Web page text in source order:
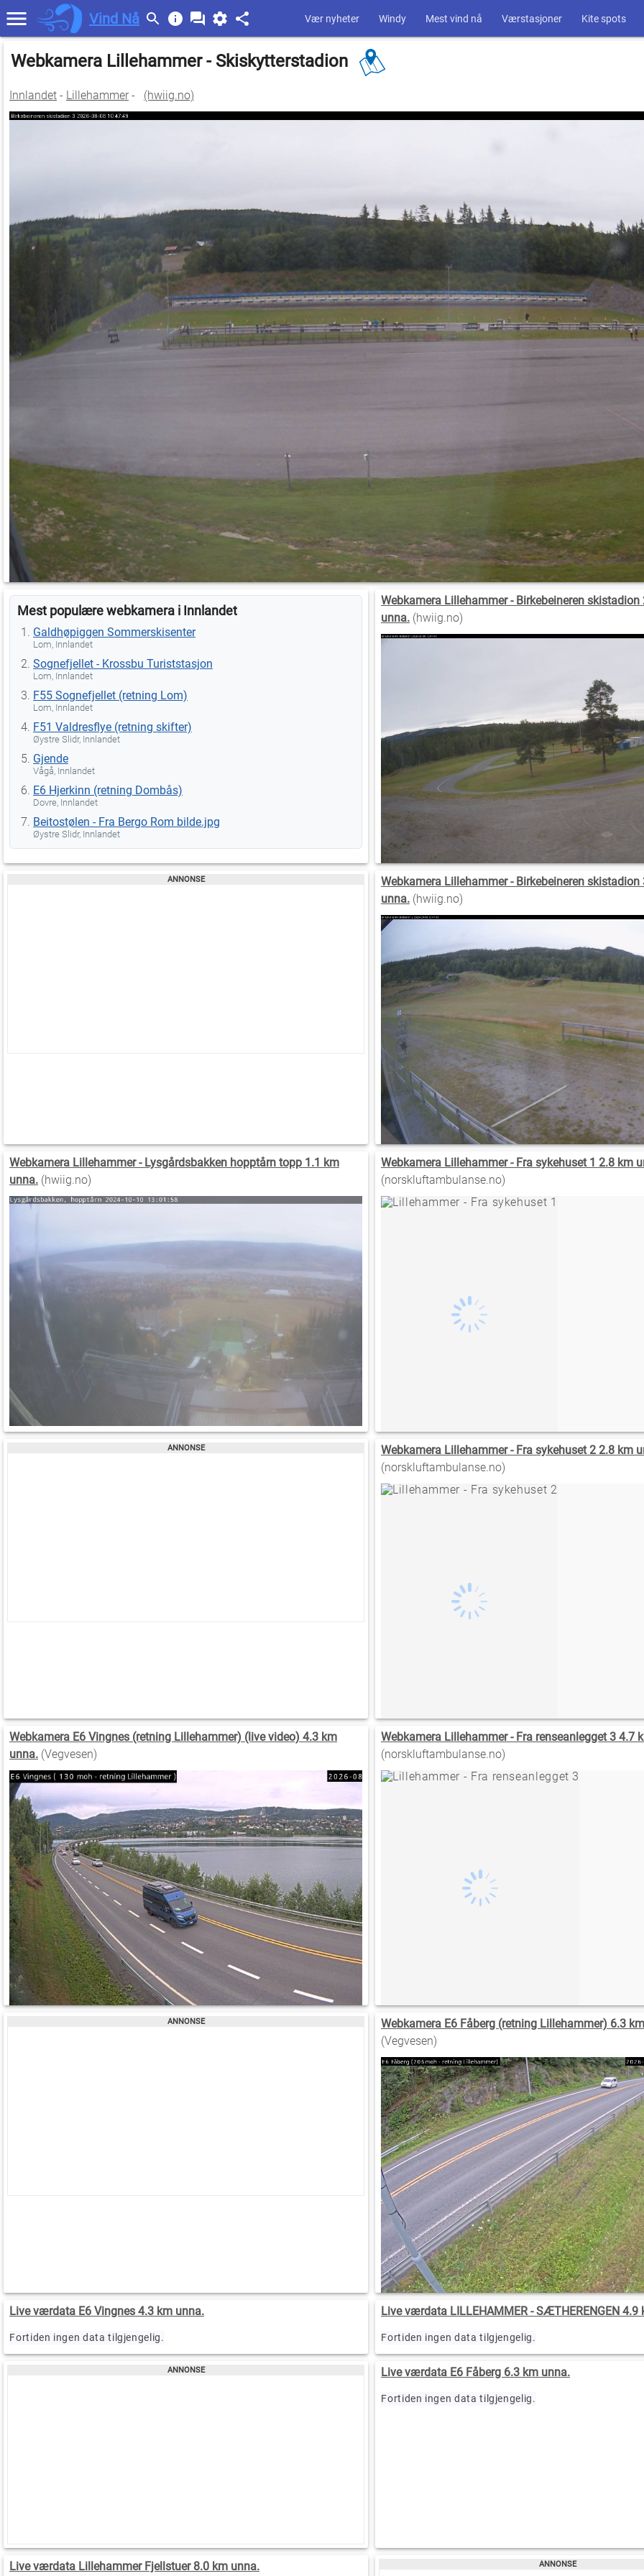
Vind Nå Vær nyheter Windy Mest vind nå Værstasjoner Kite spots
Webkamera Lillehammer - Skiskytterstadion
Innlandet - Lillehammer - (hwiig.no)
Mest populære webkamera i Innlandet
Galdhøpiggen Sommerskisenter
Lom, Innlandet
Sognefjellet - Krossbu Turiststasjon
Lom, Innlandet
F55 Sognefjellet (retning Lom)
Lom, Innlandet
F51 Valdresflye (retning skifter)
Øystre Slidr, Innlandet
Gjende
Vågå, Innlandet
E6 Hjerkinn (retning Dombås)
Dovre, Innlandet
Beitostølen - Fra Bergo Rom bilde.jpg
Øystre Slidr, Innlandet
Webkamera Lillehammer - Birkebeineren skistadion
unna. (hwiig.no)
Webkamera Lillehammer - Birkebeineren skistadion
unna. (hwiig.no)
Webkamera Lillehammer - Lysgårdsbakken hopptårn topp 1.1 km
unna. (hwiig.no)
Webkamera Lillehammer - Fra sykehuset 1 2.8 km
(norskluftambulanse.no)
Webkamera Lillehammer - Fra sykehuset 2 2.8 km
(norskluftambulanse.no)
Webkamera E6 Vingnes (retning Lillehammer) (live video) 4.3 km
unna. (Vegvesen)
Webkamera Lillehammer - Fra renseanlegget 3 4.7
(norskluftambulanse.no)
Webkamera E6 Fåberg (retning Lillehammer) 6.3
(Vegvesen)
Live værdata E6 Vingnes 4.3 km unna.
Fortiden ingen data tilgjengelig.
Live værdata LILLEHAMMER - SÆTHERENGEN 4.9
Fortiden ingen data tilgjengelig.
Live værdata E6 Fåberg 6.3 km unna.
Fortiden ingen data tilgjengelig.
Live værdata Lillehammer Fjellstuer 8.0 km unna.